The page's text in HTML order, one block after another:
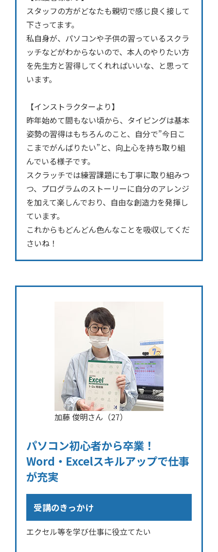
スタッフの方がどなたも親切で感じ良く接して
下さってます。
私自身が、パソコンや子供の習っているスクラ
ッチなどがわからないので、本人のやりたい方
を先生方と習得してくれればいいな、と思って
います。
【インストラクターより】
昨年始めて間もない頃から、タイピングは基本
姿勢の習得はもちろんのこと、自分で”今日こ
こまでがんばりたい”と、向上心を持ち取り組
んでいる様子です。
スクラッチでは練習課題にも丁寧に取り組みつ
つ、プログラムのストーリーに自分のアレンジ
を加えて楽しんでおり、自由な創造力を発揮し
ています。
これからもどんどん色んなことを吸収してくだ
さいね！
加藤 俊明さん（27）
パソコン初心者から卒業！
Word・Excelスキルアップで仕事
が充実
受講のきっかけ
エクセル等を学び仕事に役立てたい